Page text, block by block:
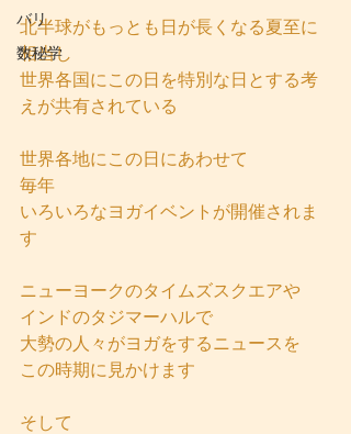
バリ
数秘学
北半球がもっとも日が長くなる夏至に
相当し
世界各国にこの日を特別な日とする考
えが共有されている
世界各地にこの日にあわせて
毎年
いろいろなヨガイベントが開催されま
す
ニューヨークのタイムズスクエアや
インドのタジマーハルで
大勢の人々がヨガをするニュースを
この時期に見かけます
そして